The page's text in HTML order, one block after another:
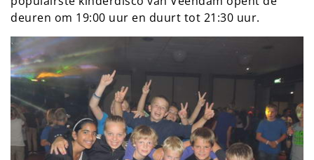
deuren om 19:00 uur en duurt tot 21:30 uur.